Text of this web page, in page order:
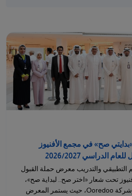
صح» في مجمع الأفنيوز
الدراسي 2026/2027
التطبيقي والتدريب معرض حملة القبول
تحت شعار «اختر صح.. لبداية صح»،
وذلك برعاية بنك Weyay وشركة Ooredoo، حيث يستمر المعرض